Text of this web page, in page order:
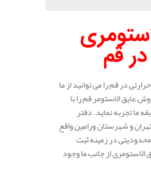
در قم
در قم را می توانید از ما
عایق الاستومر قم را با
ما تجربه نماید. دفتر
و شهرستان ورامین واقع
در زمینه ثبت
از جانب ما وجود